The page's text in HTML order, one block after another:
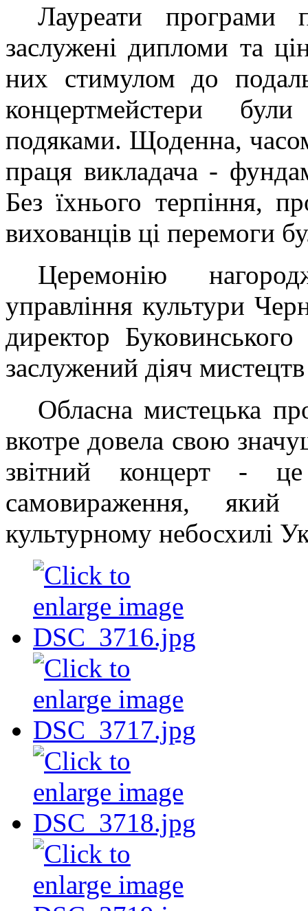
Лауреати програми
заслужені дипломи та
них стимулом до
концертмейстери
подяками. Щоденна,
праця викладача -
Без їхнього терпіння,
вихованців ці перемоги
Церемонію
управління культури
директор
заслужений діяч
Обласна мистецька
вкотре довела свою
звітний концерт -
самовираження,
культурному небосхилі